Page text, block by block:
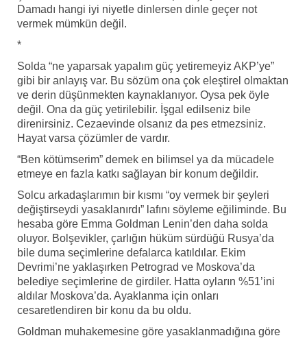
Damadı hangi iyi niyetle dinlersen dinle geçer not
vermek mümkün değil.
*
Solda “ne yaparsak yapalım güç yetiremeyiz AKP’ye”
gibi bir anlayış var. Bu sözüm ona çok eleştirel olmaktan
ve derin düşünmekten kaynaklanıyor. Oysa pek öyle
değil. Ona da güç yetirilebilir. İşgal edilseniz bile
direnirsiniz. Cezaevinde olsanız da pes etmezsiniz.
Hayat varsa çözümler de vardır.
“Ben kötümserim” demek en bilimsel ya da mücadele
etmeye en fazla katkı sağlayan bir konum değildir.
Solcu arkadaşlarımın bir kısmı “oy vermek bir şeyleri
değiştirseydi yasaklanırdı” lafını söyleme eğiliminde. Bu
hesaba göre Emma Goldman Lenin’den daha solda
oluyor. Bolşevikler, çarlığın hüküm sürdüğü Rusya’da
bile duma seçimlerine defalarca katıldılar. Ekim
Devrimi’ne yaklaşırken Petrograd ve Moskova’da
belediye seçimlerine de girdiler. Hatta oyların %51’ini
aldılar Moskova’da. Ayaklanma için onları
cesaretlendiren bir konu da bu oldu.
Goldman muhakemesine göre yasaklanmadığına göre